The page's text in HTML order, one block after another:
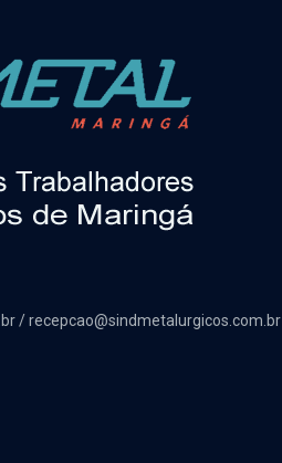
/ recepcao@sindmetalurgicos.com.br